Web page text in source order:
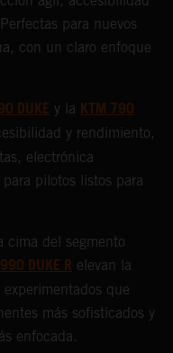
para nuevos
con un claro enfoque
DUKE y la KTM 790
y rendimiento,
electrónica
pilotos listos para
cima del segmento
DUKE R elevan la
que
más sofisticados y
enfocada.